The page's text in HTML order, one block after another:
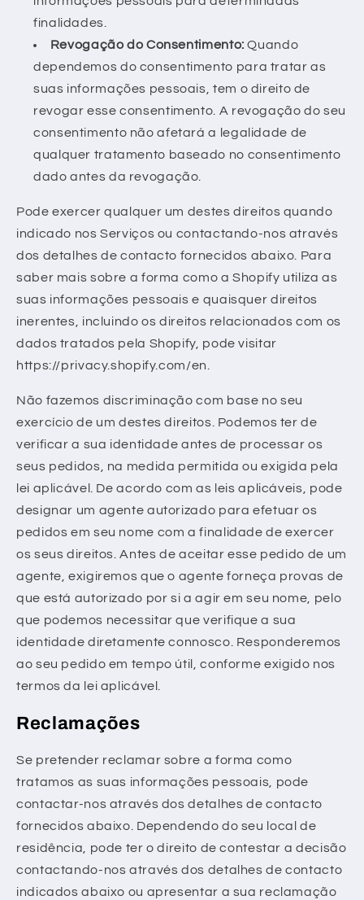
finalidades.
Revogação do Consentimento: Quando
dependemos do consentimento para tratar as
suas informações pessoais, tem o direito de
revogar esse consentimento. A revogação do seu
consentimento não afetará a legalidade de
qualquer tratamento baseado no consentimento
dado antes da revogação.
Pode exercer qualquer um destes direitos quando
indicado nos Serviços ou contactando-nos através
dos detalhes de contacto fornecidos abaixo. Para
saber mais sobre a forma como a Shopify utiliza as
suas informações pessoais e quaisquer direitos
inerentes, incluindo os direitos relacionados com os
dados tratados pela Shopify, pode visitar
https://privacy.shopify.com/en.
Não fazemos discriminação com base no seu
exercício de um destes direitos. Podemos ter de
verificar a sua identidade antes de processar os
seus pedidos, na medida permitida ou exigida pela
lei aplicável. De acordo com as leis aplicáveis, pode
designar um agente autorizado para efetuar os
pedidos em seu nome com a finalidade de exercer
os seus direitos. Antes de aceitar esse pedido de um
agente, exigiremos que o agente forneça provas de
que está autorizado por si a agir em seu nome, pelo
que podemos necessitar que verifique a sua
identidade diretamente connosco. Responderemos
ao seu pedido em tempo útil, conforme exigido nos
termos da lei aplicável.
Reclamações
Se pretender reclamar sobre a forma como
tratamos as suas informações pessoais, pode
contactar-nos através dos detalhes de contacto
fornecidos abaixo. Dependendo do seu local de
residência, pode ter o direito de contestar a decisão
contactando-nos através dos detalhes de contacto
indicados abaixo ou apresentar a sua reclamação